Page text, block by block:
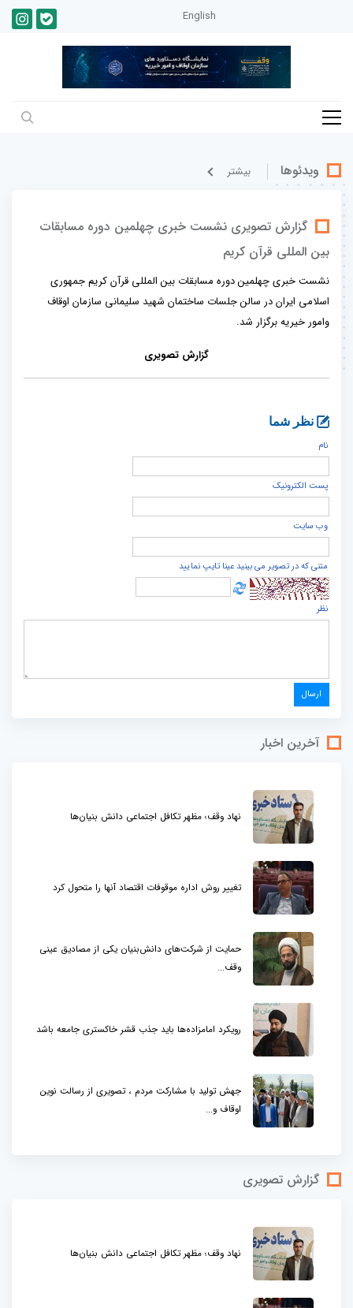
English
ویدئوها بيشتر
گزارش تصویری نشست خبری چهلمین دوره مسابقات
بین المللی قرآن کریم
نشست خبری چهلمین دوره مسابقات بین المللی قرآن کریم جمهوری
اسلامی ایران در سالن جلسات ساختمان شهید سلیمانی سازمان اوقاف
وامور خیریه برگزار شد.
گزارش تصویری
نظر شما
نام
پست الكترونيک
وب سایت
متنی که در تصویر می بینید عینا تایپ نمایید
نظر
آخرین اخبار
نهاد وقف؛ مظهر تکافل اجتماعی دانش بنیان‌ها
تغییر روش اداره موقوفات اقتصاد آنها را متحول کرد
حمایت از شرکت‌های دانش‌بنیان یکی از مصادیق عینی
وقف...
رویکرد امامزاده‌ها باید جذب قشر خاکستری جامعه باشد
جهش تولید با مشارکت مردم ، تصویری از رسالت نوین
اوقاف و...
گزارش تصویری
نهاد وقف؛ مظهر تکافل اجتماعی دانش بنیان‌ها